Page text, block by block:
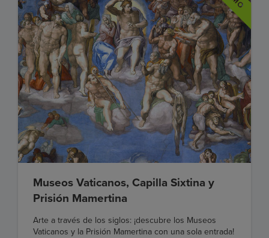
Museos Vaticanos, Capilla Sixtina y
Prisión Mamertina
Arte a través de los siglos: ¡descubre los Museos
Vaticanos y la Prisión Mamertina con una sola entrada!